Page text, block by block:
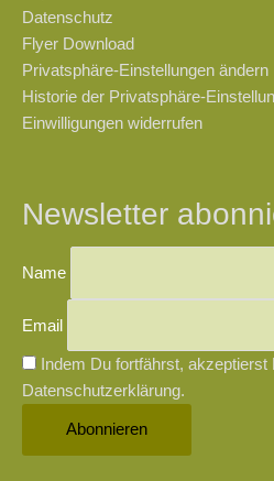
Datenschutz
Flyer Download
Privatsphäre-Einstellungen ändern
Historie der Privatsphäre-
Einwilligungen widerrufen
Newsletter
Name
Email
Indem Du fortfährst, akzeptierst
Datenschutzerklärung.